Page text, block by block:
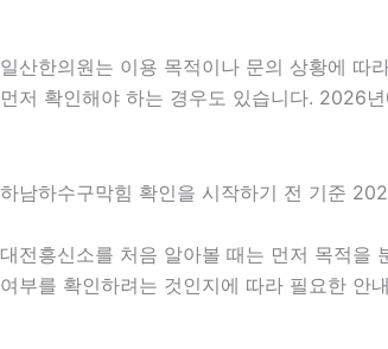
일산한의원는 이용 목적이나 문의 상황에 따
먼저 확인해야 하는 경우도 있습니다. 2026
하남하수구막힘 확인을 시작하기 전 기준
대전흥신소를 처음 알아볼 때는 먼저 목적을
여부를 확인하려는 것인지에 따라 필요한 안